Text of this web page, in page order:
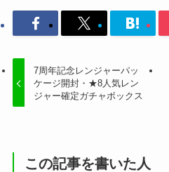
7周年記念レンジャーパッ
ケージ開封・★8人気レン
ジャー確定ガチャボックス
この記事を書いた人